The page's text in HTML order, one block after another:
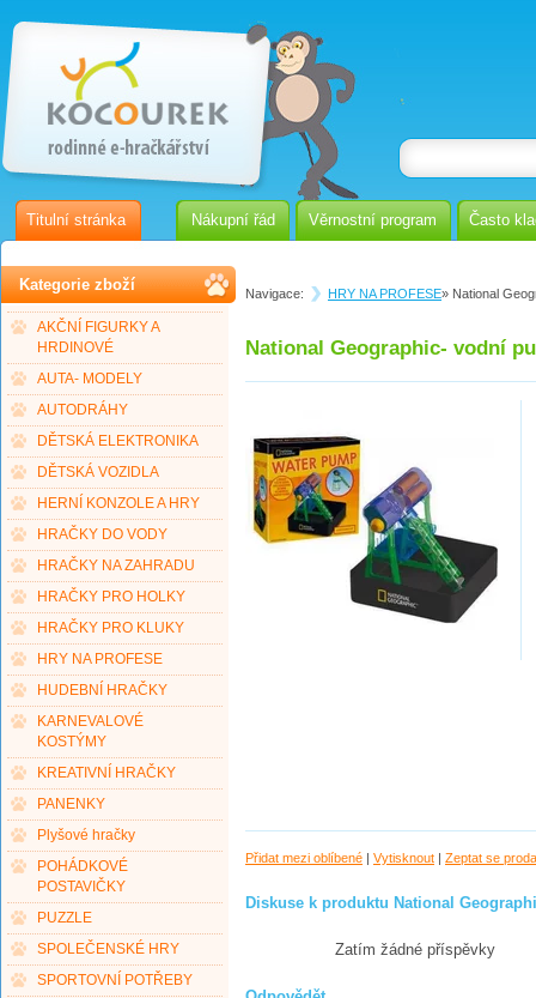
Titulní stránka Nákupní řád Věrnostní program Často
Kategorie zboží
AKČNÍ FIGURKY A
HRDINOVÉ
AUTA- MODELY
AUTODRÁHY
DĚTSKÁ ELEKTRONIKA
DĚTSKÁ VOZIDLA
HERNÍ KONZOLE A HRY
HRAČKY DO VODY
HRAČKY NA ZAHRADU
HRAČKY PRO HOLKY
HRAČKY PRO KLUKY
HRY NA PROFESE
HUDEBNÍ HRAČKY
KARNEVALOVÉ
KOSTÝMY
KREATIVNÍ HRAČKY
PANENKY
Plyšové hračky
POHÁDKOVÉ
POSTAVIČKY
PUZZLE
SPOLEČENSKÉ HRY
SPORTOVNÍ POTŘEBY
Navigace: HRY NA PROFESE» National
National Geographic- vodní
Přidat mezi oblíbené | Vytisknout | Zeptat se
Diskuse k produktu National
Zatím žádné příspěvky